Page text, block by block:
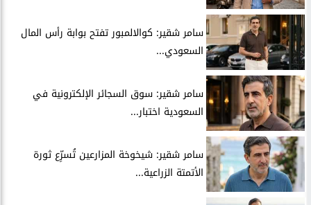
سامر شقير: كوالالمبور تفتح بوابة رأس المال
السعودي...
سامر شقير: سوق السجائر الإلكترونية في
السعودية اختبار...
سامر شقير: شيخوخة المزارعين تُسرِّع ثورة
الأتمتة الزراعية...